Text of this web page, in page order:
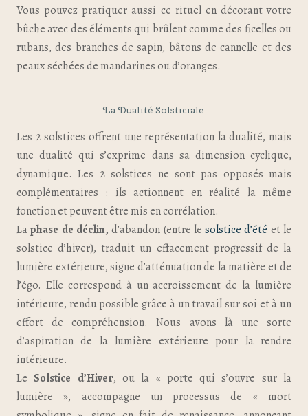
Vous pouvez pratiquer aussi ce rituel en décorant votre
bûche avec des éléments qui brûlent comme des ficelles ou
rubans, des branches de sapin, bâtons de cannelle et des
peaux séchées de mandarines ou d’oranges.
La Dualité Solsticiale.
Les 2 solstices offrent une représentation la dualité, mais
une dualité qui s’exprime dans sa dimension cyclique,
dynamique. Les 2 solstices ne sont pas opposés mais
complémentaires : ils actionnent en réalité la même
fonction et peuvent être mis en corrélation.
Laphase de déclin,d’abandon (entre lesolstice d’été et le
solstice d’hiver), traduit un effacement progressif de la
lumière extérieure, signe d’atténuation de la matière et de
l’égo. Elle correspond à un accroissement de la lumière
intérieure, rendu possible grâce à un travail sur soi et à un
effort de compréhension. Nous avons là une sorte
d’aspiration de la lumière extérieure pour la rendre
intérieure.
LeSolstice d’Hiver, ou la « porte qui s’ouvre sur la
lumière », accompagne un processus de « mort